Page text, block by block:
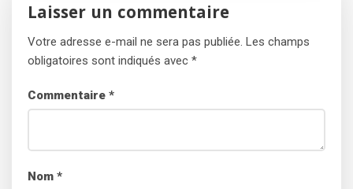
Laisser un commentaire
Votre adresse e-mail ne sera pas publiée. Les champs
obligatoires sont indiqués avec *
Commentaire *
Nom *